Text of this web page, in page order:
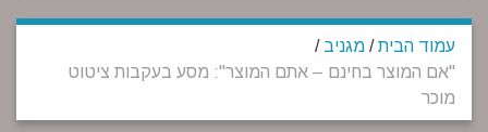
עמוד הבית / מגניב /
"אם המוצר בחינם – אתם המוצר": מסע בעקבות ציטוט
מוכר